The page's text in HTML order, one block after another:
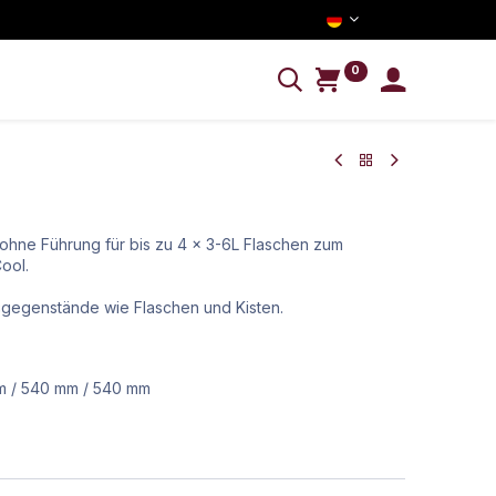
0
Führung für bis zu 4 x 3-6L Flaschen zum
wie Flaschen und Kisten.
/ 540 mm / 540 mm